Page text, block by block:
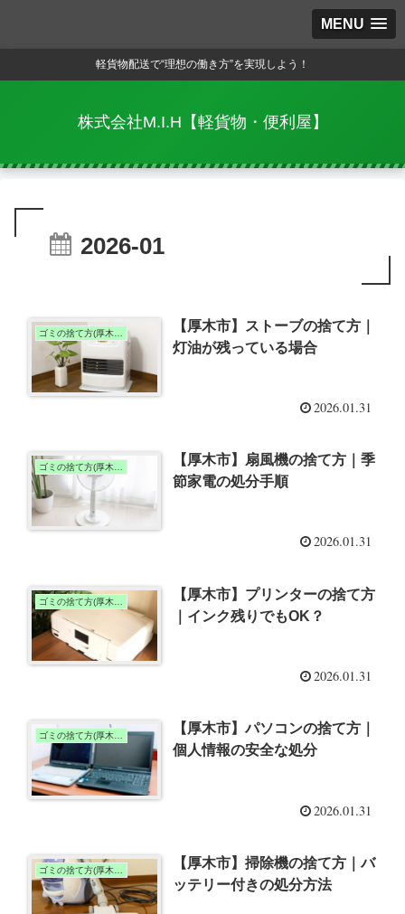
MENU
軽貨物配送で“理想の働き方”を実現しよう！
株式会社M.I.H【軽貨物・便利屋】
2026-01
ゴミの捨て方(厚木市)
【厚木市】ストーブの捨て方｜
灯油が残っている場合
2026.01.31
ゴミの捨て方(厚木市)
【厚木市】扇風機の捨て方｜季
節家電の処分手順
2026.01.31
ゴミの捨て方(厚木市)
【厚木市】プリンターの捨て方
｜インク残りでもOK？
2026.01.31
ゴミの捨て方(厚木市)
【厚木市】パソコンの捨て方｜
個人情報の安全な処分
2026.01.31
ゴミの捨て方(厚木市)
【厚木市】掃除機の捨て方｜バ
ッテリー付きの処分方法